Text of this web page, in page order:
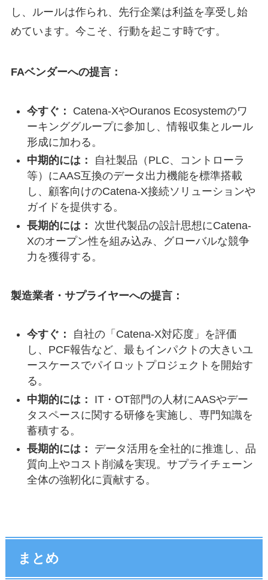
し、ルールは作られ、先行企業は利益を享受し始
めています。今こそ、行動を起こす時です。
FAベンダーへの提言：
今すぐ：
Catena-XやOuranos Ecosystemのワ
ーキンググループに参加し、情報収集とルール
形成に加わる。
中期的には：
自社製品（PLC、コントローラ
等）にAAS互換のデータ出力機能を標準搭載
し、顧客向けのCatena-X接続ソリューションや
ガイドを提供する。
長期的には：
次世代製品の設計思想にCatena-
Xのオープン性を組み込み、グローバルな競争
力を獲得する。
製造業者・サプライヤーへの提言：
今すぐ：
自社の「Catena-X対応度」を評価
し、PCF報告など、最もインパクトの大きいユ
ースケースでパイロットプロジェクトを開始す
る。
中期的には：
IT・OT部門の人材にAASやデー
タスペースに関する研修を実施し、専門知識を
蓄積する。
長期的には：
データ活用を全社的に推進し、品
質向上やコスト削減を実現。サプライチェーン
全体の強靭化に貢献する。
まとめ